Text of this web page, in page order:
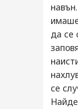
да се
се